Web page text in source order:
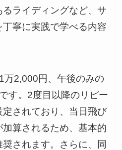
ライディングなど、サ
寧に実践で学べる内容
万2,000円、午後のみの
す。2度目以降のリピー
されており、当日飛び
算されるため、基本的
されます。さらに、同